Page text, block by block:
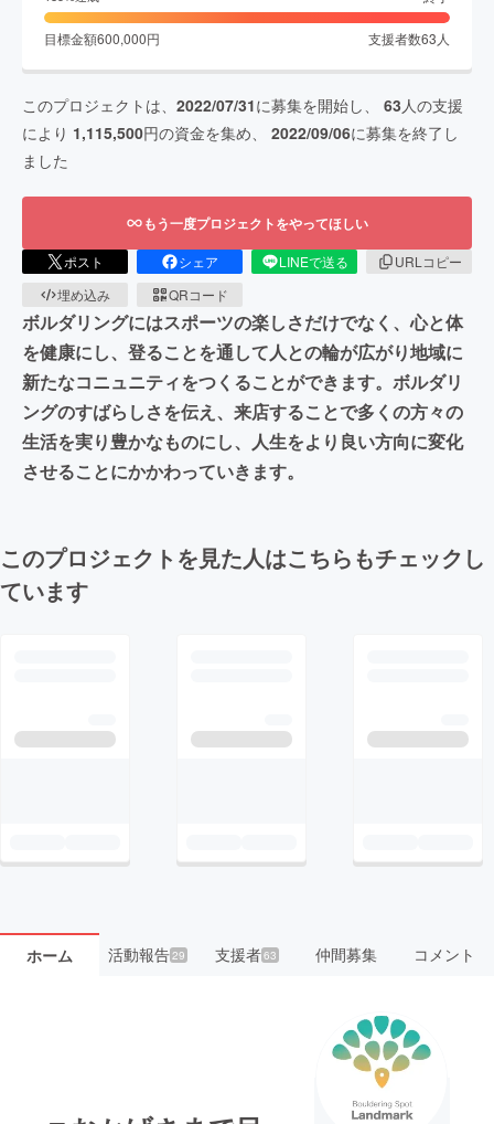
目標金額600,000円 支援者数63 人
このプロジェクトは、 2022/07/31に募集を開始し、 63 人の支援
により 1,115,500円の資金を集め、 2022/09/06に募集を終了し
ました
もう一度プロジェクトをやってほしい
ポスト シェア LINEで送る
URLコピー
埋め込み
QRコード
ボルダリングにはスポーツの楽しさだけでなく、心と体
を健康にし、登ることを通して人との輪が広がり地域に
新たなコニュニティをつくることができます。ボルダリ
ングのすばらしさを伝え、来店することで多くの方々の
生活を実り豊かなものにし、人生をより良い方向に変化
させることにかかわっていきます。
このプロジェクトを見た人はこちらもチェックし
ています
ホーム 活動報告29 支援者63 仲間募集 コメント